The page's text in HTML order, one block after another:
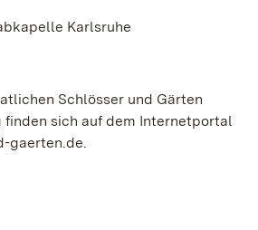
Karlsruhe
Schlösser und Gärten
sich auf dem Internetportal
gaerten.de.